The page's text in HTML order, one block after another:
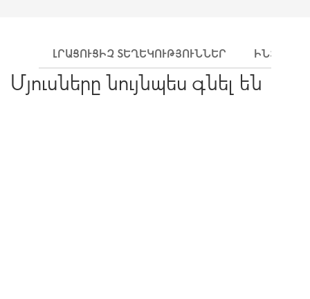
ԼՐԱՑՈՒՑԻՉ ՏԵՂԵԿՈՒԹՅՈՒՆՆԵՐ ԻՆՉՊԵՍ
Մյուսները նույնպես գնել են